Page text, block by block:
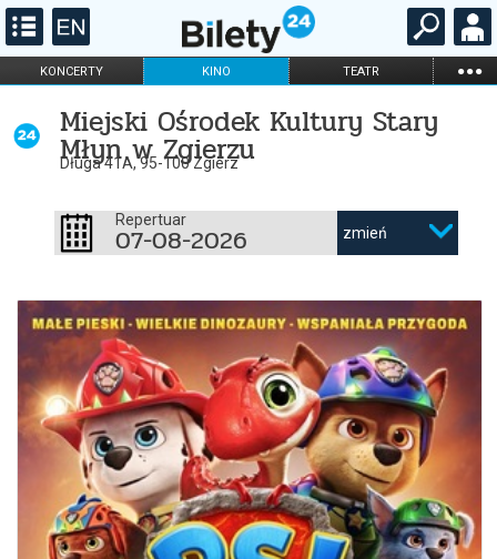
KONCERTY KINO TEATR ...
STAND-UP
DLA DZIECI
ONLINE KARNETY
Miejski Ośrodek Kultury Stary
Młyn w Zgierzu
Długa 41A, 95-100 Zgierz
Repertuar
07-08-2026 zmień
PSI PATROL I DINOZAURY